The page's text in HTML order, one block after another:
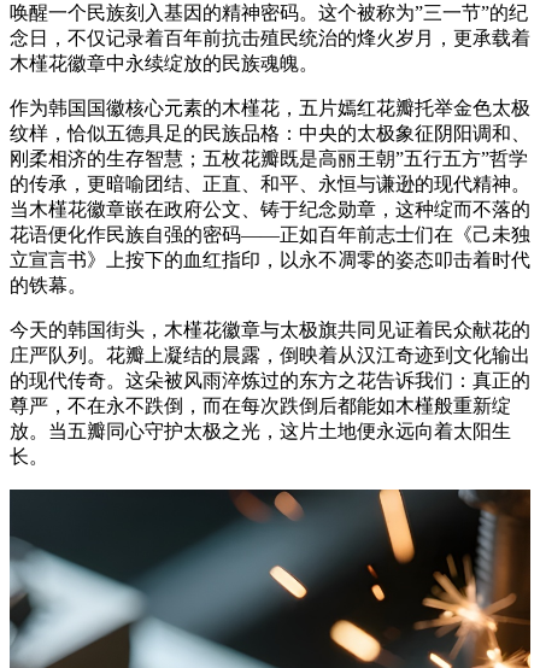
唤醒一个民族刻入基因的精神密码。这个被称为”三一节”的纪
念日，不仅记录着百年前抗击殖民统治的烽火岁月，更承载着
木槿花徽章中永续绽放的民族魂魄。
作为韩国国徽核心元素的木槿花，五片嫣红花瓣托举金色太极
纹样，恰似五德具足的民族品格：中央的太极象征阴阳调和、
刚柔相济的生存智慧；五枚花瓣既是高丽王朝”五行五方”哲学
的传承，更暗喻团结、正直、和平、永恒与谦逊的现代精神。
当木槿花徽章嵌在政府公文、铸于纪念勋章，这种绽而不落的
花语便化作民族自强的密码——正如百年前志士们在《己未独
立宣言书》上按下的血红指印，以永不凋零的姿态叩击着时代
的铁幕。
今天的韩国街头，木槿花徽章与太极旗共同见证着民众献花的
庄严队列。花瓣上凝结的晨露，倒映着从汉江奇迹到文化输出
的现代传奇。这朵被风雨淬炼过的东方之花告诉我们：真正的
尊严，不在永不跌倒，而在每次跌倒后都能如木槿般重新绽
放。当五瓣同心守护太极之光，这片土地便永远向着太阳生
长。